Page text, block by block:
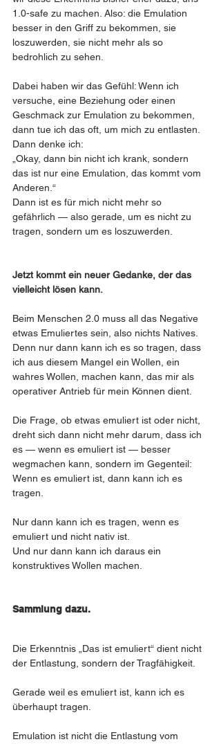
1.0-safe zu machen. Also: die Emulation
besser in den Griff zu bekommen, sie
loszuwerden, sie nicht mehr als so
bedrohlich zu sehen.
Dabei haben wir das Gefühl: Wenn ich
versuche, eine Beziehung oder einen
Geschmack zur Emulation zu bekommen,
dann tue ich das oft, um mich zu entlasten.
Dann denke ich:
„Okay, dann bin nicht ich krank, sondern
das ist nur eine Emulation, das kommt vom
Anderen.“
Dann ist es für mich nicht mehr so
gefährlich — also gerade, um es nicht zu
tragen, sondern um es loszuwerden.
Jetzt kommt ein neuer Gedanke, der das
vielleicht lösen kann.
Beim Menschen 2.0 muss all das Negative
etwas Emuliertes sein, also nichts Natives.
Denn nur dann kann ich es so tragen, dass
ich aus diesem Mangel ein Wollen, ein
wahres Wollen, machen kann, das mir als
operativer Antrieb für mein Können dient.
Die Frage, ob etwas emuliert ist oder nicht,
dreht sich dann nicht mehr darum, dass ich
es — wenn es emuliert ist — besser
wegmachen kann, sondern im Gegenteil:
Wenn es emuliert ist, dann kann ich es
tragen.
Nur dann kann ich es tragen, wenn es
emuliert und nicht nativ ist.
Und nur dann kann ich daraus ein
konstruktives Wollen machen.
Sammlung dazu.
Die Erkenntnis „Das ist emuliert“ dient nicht
der Entlastung, sondern der Tragfähigkeit.
Gerade weil es emuliert ist, kann ich es
überhaupt tragen.
Emulation ist nicht die Entlastung vom